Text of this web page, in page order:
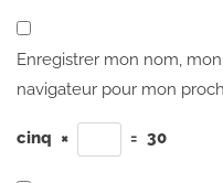
Enregistrer mon nom,
navigateur pour mon
cinq × = 30